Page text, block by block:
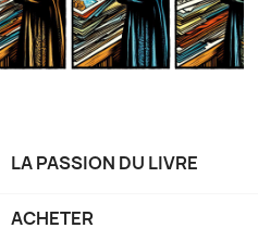
LA PASSION DU LIVRE
ACHETER